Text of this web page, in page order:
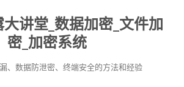
讲堂_数据加密_文件加
密_加密系统
、数据防泄密、终端安全的方法和经验